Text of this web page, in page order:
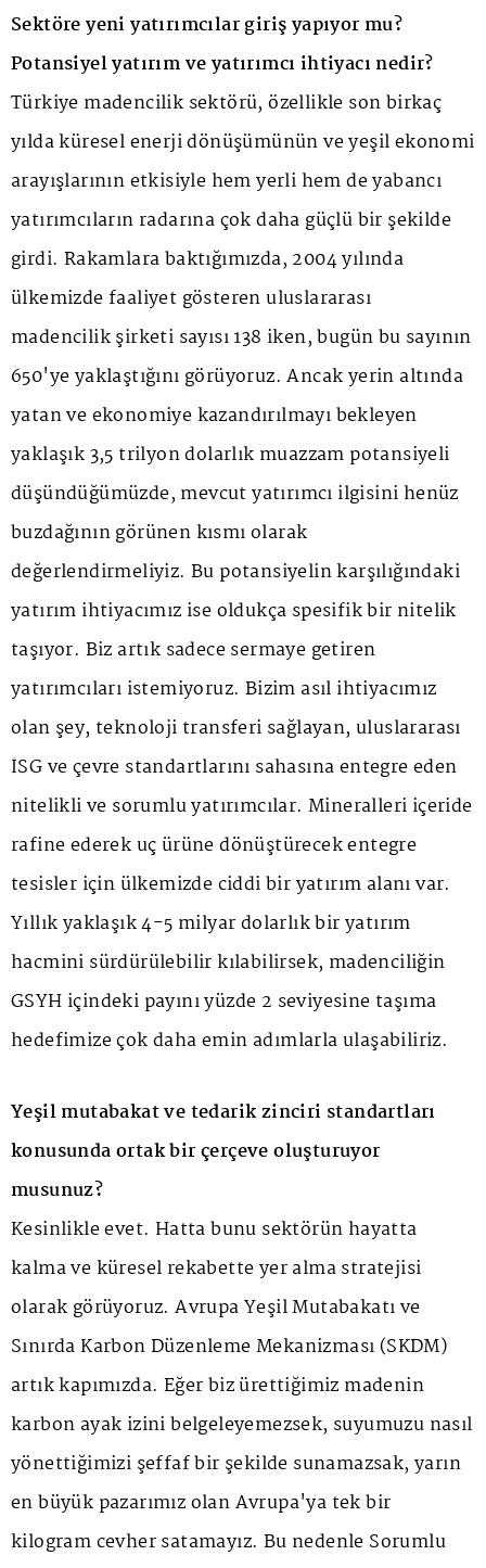
Sektöre yeni yatırımcılar giriş yapıyor mu?
Potansiyel yatırım ve yatırımcı ihtiyacı nedir?
Türkiye madencilik sektörü, özellikle son birkaç
yılda küresel enerji dönüşümünün ve yeşil ekonomi
arayışlarının etkisiyle hem yerli hem de yabancı
yatırımcıların radarına çok daha güçlü bir şekilde
girdi. Rakamlara baktığımızda, 2004 yılında
ülkemizde faaliyet gösteren uluslararası
madencilik şirketi sayısı 138 iken, bugün bu sayının
650'ye yaklaştığını görüyoruz. Ancak yerin altında
yatan ve ekonomiye kazandırılmayı bekleyen
yaklaşık 3,5 trilyon dolarlık muazzam potansiyeli
düşündüğümüzde, mevcut yatırımcı ilgisini henüz
buzdağının görünen kısmı olarak
değerlendirmeliyiz. Bu potansiyelin karşılığındaki
yatırım ihtiyacımız ise oldukça spesifik bir nitelik
taşıyor. Biz artık sadece sermaye getiren
yatırımcıları istemiyoruz. Bizim asıl ihtiyacımız
olan şey, teknoloji transferi sağlayan, uluslararası
İSG ve çevre standartlarını sahasına entegre eden
nitelikli ve sorumlu yatırımcılar. Mineralleri içeride
rafine ederek uç ürüne dönüştürecek entegre
tesisler için ülkemizde ciddi bir yatırım alanı var.
Yıllık yaklaşık 4-5 milyar dolarlık bir yatırım
hacmini sürdürülebilir kılabilirsek, madenciliğin
GSYH içindeki payını yüzde 2 seviyesine taşıma
hedefimize çok daha emin adımlarla ulaşabiliriz.
Yeşil mutabakat ve tedarik zinciri standartları
konusunda ortak bir çerçeve oluşturuyor
musunuz?
Kesinlikle evet. Hatta bunu sektörün hayatta
kalma ve küresel rekabette yer alma stratejisi
olarak görüyoruz. Avrupa Yeşil Mutabakatı ve
Sınırda Karbon Düzenleme Mekanizması (SKDM)
artık kapımızda. Eğer biz ürettiğimiz madenin
karbon ayak izini belgeleyemezsek, suyumuzu nasıl
yönettiğimizi şeffaf bir şekilde sunamazsak, yarın
en büyük pazarımız olan Avrupa'ya tek bir
kilogram cevher satamayız. Bu nedenle Sorumlu